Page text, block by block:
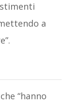
a
“hanno